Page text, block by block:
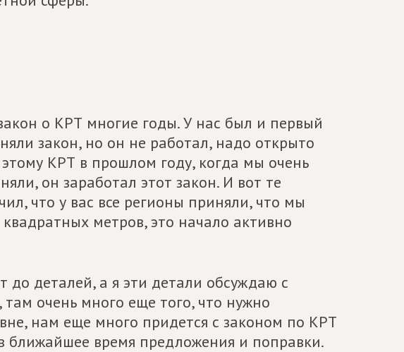
о КРТ многие годы. У нас был и первый
закон, но он не работал, надо открыто
КРТ в прошлом году, когда мы очень
он заработал этот закон. И вот те
что у вас все регионы приняли, что мы
метров, это начало активно
до деталей, а я эти детали обсуждаю с
очень много еще того, что нужно
нам еще много придется с законом по КРТ
ближайшее время предложения и поправки.